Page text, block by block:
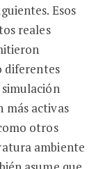
Esos
reales
diferentes
más activas
otros
ambiente